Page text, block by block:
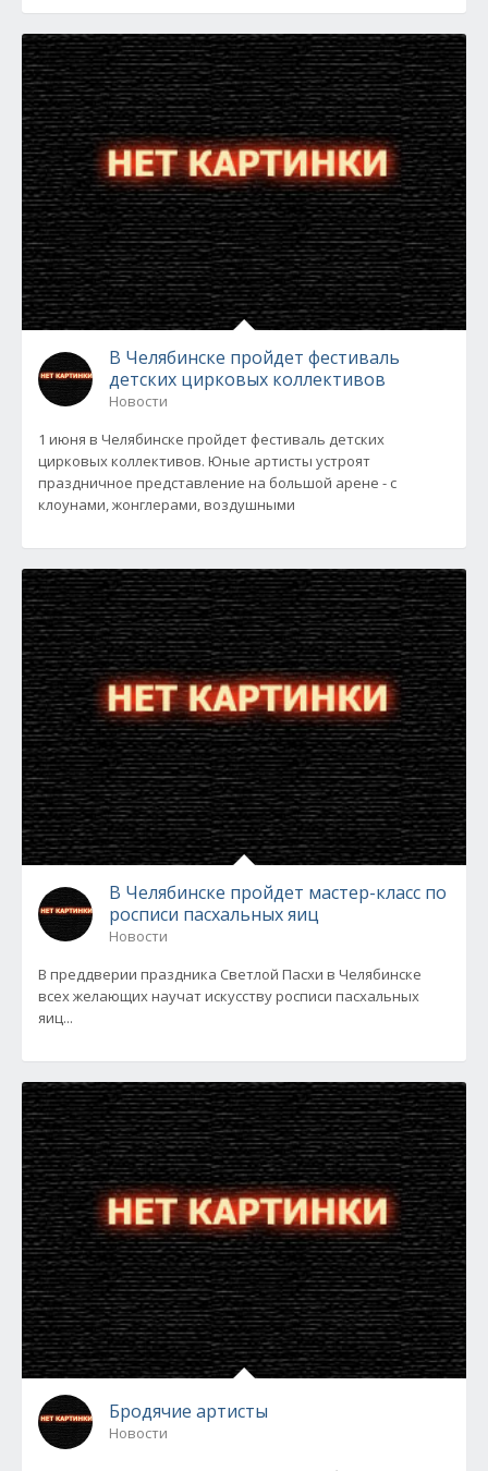
В Челябинске пройдет фестиваль
детских цирковых коллективов
Новости
1 июня в Челябинске пройдет фестиваль детских
цирковых коллективов. Юные артисты устроят
праздничное представление на большой арене - с
клоунами, жонглерами, воздушными
В Челябинске пройдет мастер-класс по
росписи пасхальных яиц
Новости
В преддверии праздника Светлой Пасхи в Челябинске
всех желающих научат искусству росписи пасхальных
яиц...
Бродячие артисты
Новости